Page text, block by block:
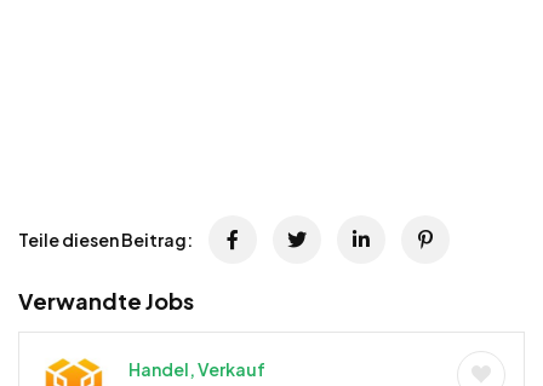
Teile diesen Beitrag:
Verwandte Jobs
Handel, Verkauf